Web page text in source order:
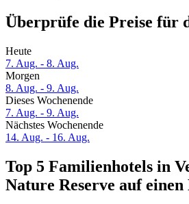
Überprüfe die Preise für
Heute
7. Aug. - 8. Aug.
Morgen
8. Aug. - 9. Aug.
Dieses Wochenende
7. Aug. - 9. Aug.
Nächstes Wochenende
14. Aug. - 16. Aug.
Top 5 Familienhotels in
Nature Reserve auf